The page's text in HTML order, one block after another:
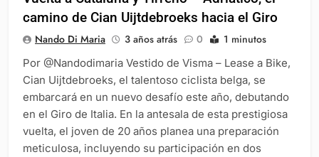
camino de Cian Uijtdebroeks hacia el Giro
Nando Di Maria 3 años atrás 0 1 minutos
Por @Nandodimaria Vestido de Visma – Lease a Bike,
Cian Uijtdebroeks, el talentoso ciclista belga, se
embarcará en un nuevo desafío este año, debutando
en el Giro de Italia. En la antesala de esta prestigiosa
vuelta, el joven de 20 años planea una preparación
meticulosa, incluyendo su participación en dos